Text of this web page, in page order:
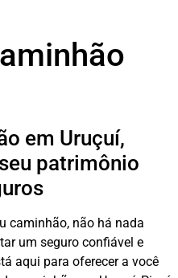
em Uruçuí,
patrimônio
caminhão, não há nada
um seguro confiável e
aqui para oferecer a você